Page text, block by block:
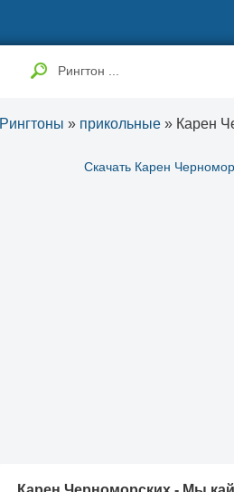
Рингтоны » прикольные » Карен
Скачать Карен